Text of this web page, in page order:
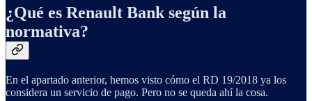
¿Qué es Renault Bank según la
normativa?
En el apartado anterior, hemos visto cómo el RD 19/2018 ya los
considera un servicio de pago. Pero no se queda ahí la cosa.